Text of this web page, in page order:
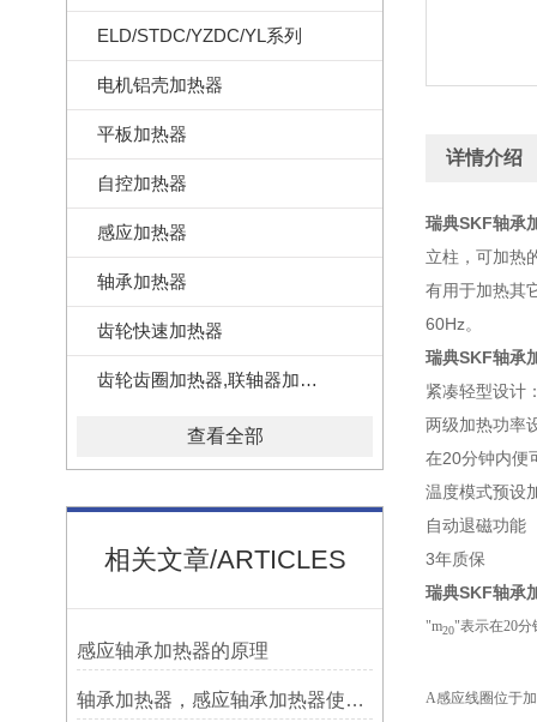
ELD/STDC/YZDC/YL系列
电机铝壳加热器
平板加热器
自控加热器
感应加热器
轴承加热器
齿轮快速加热器
齿轮齿圈加热器,联轴器加热器
查看全部
相关文章/ARTICLES
感应轴承加热器的原理
轴承加热器，感应轴承加热器使用常见问题总结！
详情介绍
瑞典SKF轴承
立柱，可加热
有用于加热其
60Hz。
瑞典SKF轴承
紧凑轻型设计
两级加热功率
在20分钟内便
温度模式预设
自动退磁功能
3年质保
瑞典SKF轴承
"m20"表示在20分
A感应线圈位于